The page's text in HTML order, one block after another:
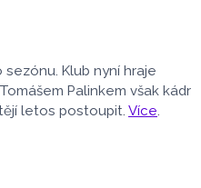
Klub nyní hraje
Palinkem však kádr
letos postoupit. Více.